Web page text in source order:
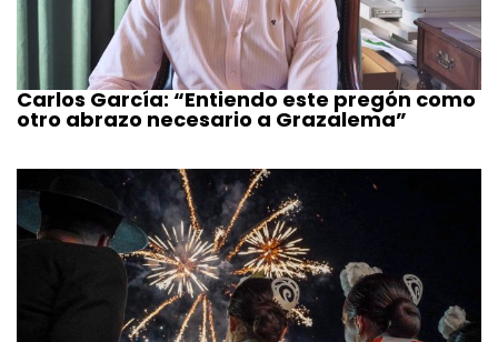
Carlos García: “Entiendo este pregón como
otro abrazo necesario a Grazalema”